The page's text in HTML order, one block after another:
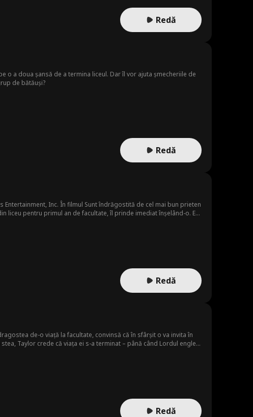
Redă
o a doua șansă de a termina liceul. Dar îl vor ajuta șmecheriile de
de bătăuși?
Redă
Inc. În filmul Sunt îndrăgostită de cel mai bun prieten
liceu pentru primul an de facultate, îl prinde imediat înșelând-o. Ea
Redă
de-o viață la facultate, convinsă că în sfârșit o va invita în
Taylor crede că viața ei s-a terminat – până când Lordul englez
Redă